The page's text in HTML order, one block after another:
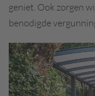
geniet. Ook zorgen
benodigde